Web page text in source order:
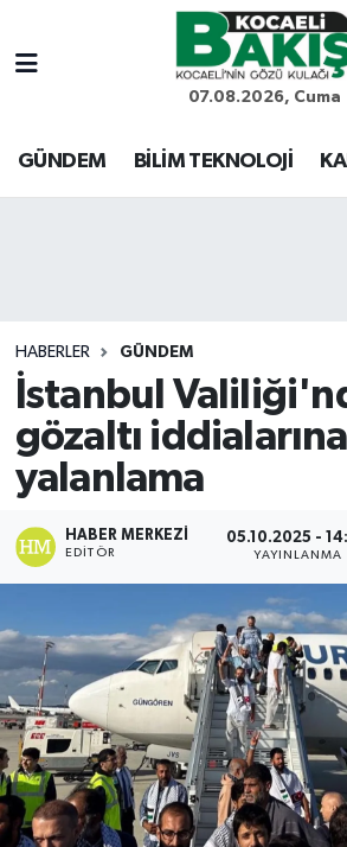
07.08.2026, Cuma
GÜNDEM BİLİM TEKNOLOJİ
HABERLER GÜNDEM
İstanbul
gözaltı iddialarına
yalanlama
HABER MERKEZI
EDITÖR
05.10.2025 -
YAYINLANMA
Kocaeli Nöbetçi Eczaneler
Kocaeli Hava Durumu
Son Dakika Haberleri
Haber Arşivi